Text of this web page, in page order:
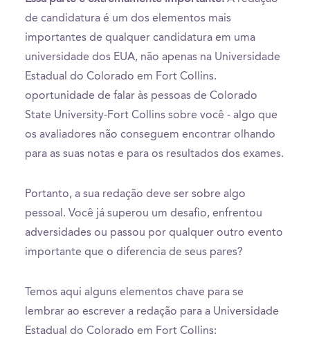
de candidatura é um dos elementos mais
importantes de qualquer candidatura em uma
universidade dos EUA, não apenas na Universidade
Estadual do Colorado em Fort Collins.
oportunidade de falar às pessoas de Colorado
State University-Fort Collins sobre você - algo que
os avaliadores não conseguem encontrar olhando
para as suas notas e para os resultados dos exames.
Portanto, a sua redação deve ser sobre algo
pessoal. Você já superou um desafio, enfrentou
adversidades ou passou por qualquer outro evento
importante que o diferencia de seus pares?
Temos aqui alguns elementos chave para se
lembrar ao escrever a redação para a Universidade
Estadual do Colorado em Fort Collins: